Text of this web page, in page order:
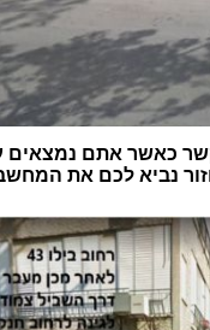
כאשר אתם נמצאים
נביא לכם את